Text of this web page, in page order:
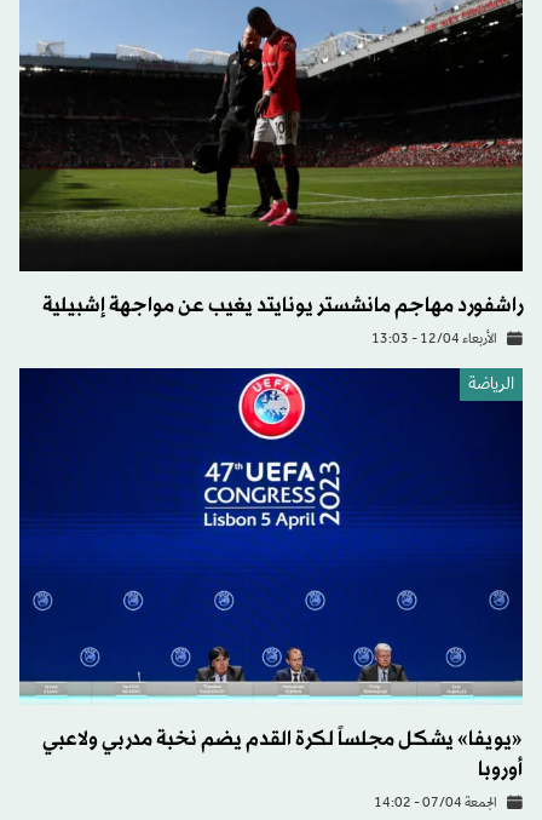
راشفورد مهاجم مانشستر يونايتد يغيب عن مواجهة إشبيلية
الأربعاء 12/04 - 13:03
الرياضة
«يويفا» يشكل مجلساً لكرة القدم يضم نخبة مدربي ولاعبي
أوروبا
الجمعة 07/04 - 14:02